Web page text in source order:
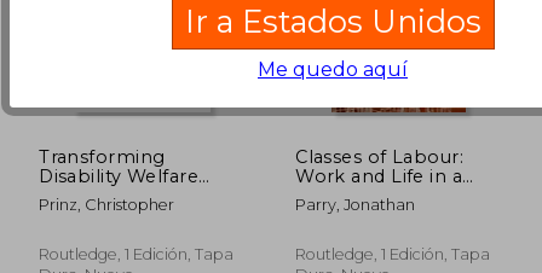
Transforming
Disability Welfare
Policies: Towards
Work and Equal
Inglés)
Prinz, Christopher
Routledge, 1 Edición, Tapa
Classes of Labour:
Work and Life in a
Central Indian Steel
Town (en Inglés)
Parry, Jonathan
Routledge, 1 Edición, Tapa
Ir a Estados Unidos
Me quedo aquí